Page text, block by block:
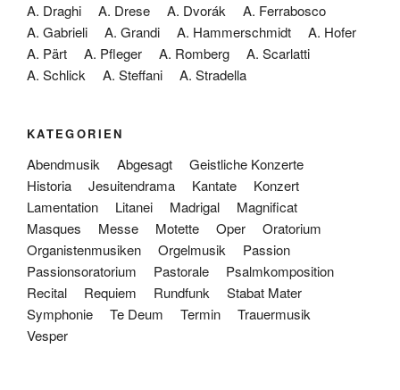
A. Draghi
A. Drese A. Dvorák
A. Ferrabosco
A. Gabrieli
A. Grandi A. Hammerschmidt
A. Hofer
A. Pärt
A. Pfleger A. Romberg
A. Scarlatti
A. Schlick
A. Steffani A. Stradella
KATEGORIEN
Abendmusik Abgesagt
Geistliche Konzerte
Historia
Jesuitendrama Kantate
Konzert
Lamentation
Litanei Madrigal
Magnificat
Masques
Messe Motette Oper
Oratorium
Organistenmusiken
Orgelmusik
Passion
Passionsoratorium
Pastorale
Psalmkomposition
Recital
Requiem Rundfunk
Stabat Mater
Symphonie
Te Deum Termin
Trauermusik
Vesper